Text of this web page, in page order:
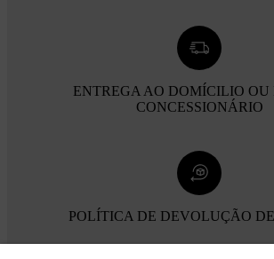
ENTREGA AO DOMÍCILIO OU
CONCESSIONÁRIO
POLÍTICA DE DEVOLUÇÃO